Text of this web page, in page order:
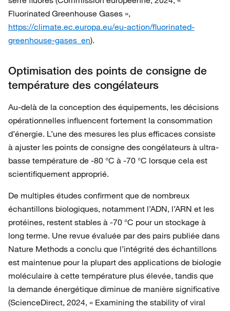
Fluorinated Greenhouse Gases »,
https://climate.ec.europa.eu/eu-action/fluorinated-
greenhouse-gases_en).
Optimisation des points de consigne de
température des congélateurs
Au-delà de la conception des équipements, les décisions
opérationnelles influencent fortement la consommation
d’énergie. L’une des mesures les plus efficaces consiste
à ajuster les points de consigne des congélateurs à ultra-
basse température de -80 °C à -70 °C lorsque cela est
scientifiquement approprié.
De multiples études confirment que de nombreux
échantillons biologiques, notamment l’ADN, l’ARN et les
protéines, restent stables à -70 °C pour un stockage à
long terme. Une revue évaluée par des pairs publiée dans
Nature Methods a conclu que l’intégrité des échantillons
est maintenue pour la plupart des applications de biologie
moléculaire à cette température plus élevée, tandis que
la demande énergétique diminue de manière significative
(ScienceDirect, 2024, « Examining the stability of viral